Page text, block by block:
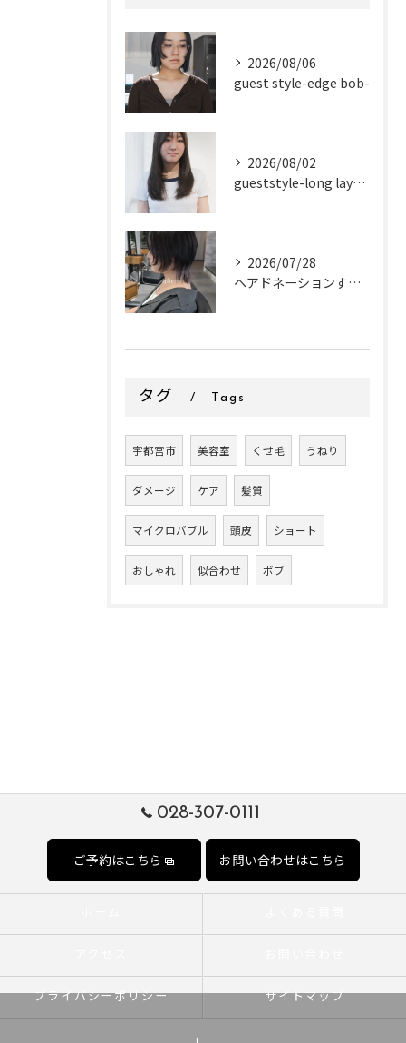
2026/08/06
guest style-edge bob-
2026/08/02
gueststyle-long layer-
2026/07/28
ヘアドネーションするお客様✂
タグ Tags
宇都宮市 美容室 くせ毛 うねり
ダメージ ケア 髪質
マイクロバブル 頭皮 ショート
おしゃれ 似合わせ ボブ
028-307-0111
ご予約はこちら お問い合わせはこちら
プライバシーポリシー サイトマップ